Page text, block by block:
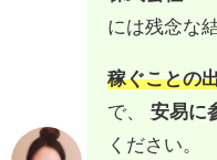
には残念な
稼ぐことの
で、 安易に
ください。